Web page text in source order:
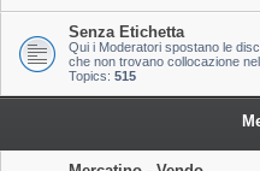
Senza Etichetta
Qui i Moderatori spostano le
che non trovano collocazione
Topics: 515